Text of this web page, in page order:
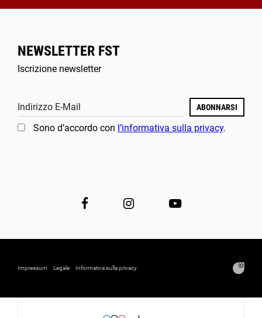
NEWSLETTER FST
Iscrizione newsletter
Indirizzo E-Mail ABONNARSI
Sono d’accordo con l’informativa sulla privacy.
Impressum Legale Informativa sulla privacy